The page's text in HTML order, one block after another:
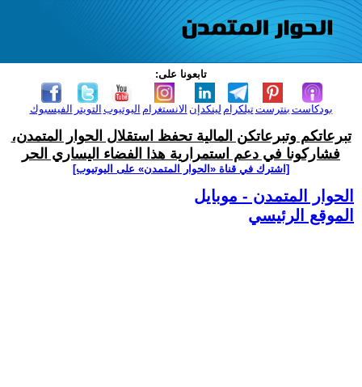
تابعونا على:
الفيسبوك التويتر اليوتيوب الانستغرام لينكدإن تيلكرامبنترست بودكاست
تبرعاتكم وتبرعاتكن المالية تحفظ استقلال الحوار المتمدن،
فشاركونا في دعم استمرارية هذا الفضاء اليساري الحر
[اشترك في قناة ‫«الحوار المتمدن» على اليوتيوب]
الحوار المتمدن - موبايل
الموقع الرئيسي